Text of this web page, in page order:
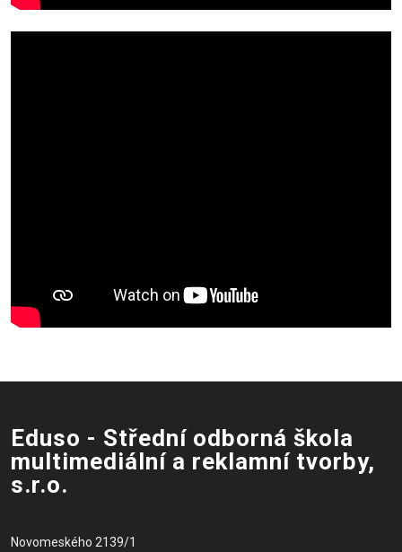
Eduso - Střední odborná škola
multimediální a reklamní tvorby,
s.r.o.
Novomeského 2139/1